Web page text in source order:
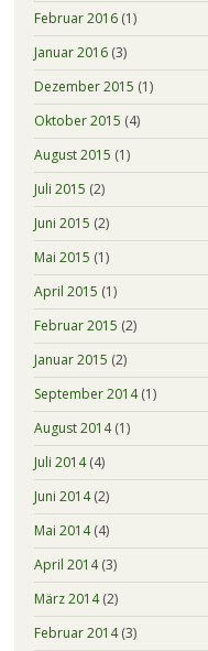
Februar 2016(1)
Januar 2016(3)
Dezember 2015 (1)
Oktober 2015 (4)
August 2015 (1)
Juli 2015 (2)
Juni 2015 (2)
Mai 2015 (1)
April 2015 (1)
Februar 2015 (2)
Januar 2015 (2)
September 2014(1)
August 2014(1)
Juli 2014(4)
Juni 2014(2)
Mai 2014(4)
April 2014(3)
März 2014(2)
Februar 2014(3)